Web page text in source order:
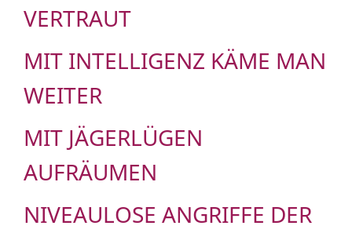
VERTRAUT
MIT INTELLIGENZ KÄME MAN
WEITER
MIT JÄGERLÜGEN
AUFRÄUMEN
NIVEAULOSE ANGRIFFE DER